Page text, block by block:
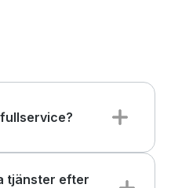
tjänster efter